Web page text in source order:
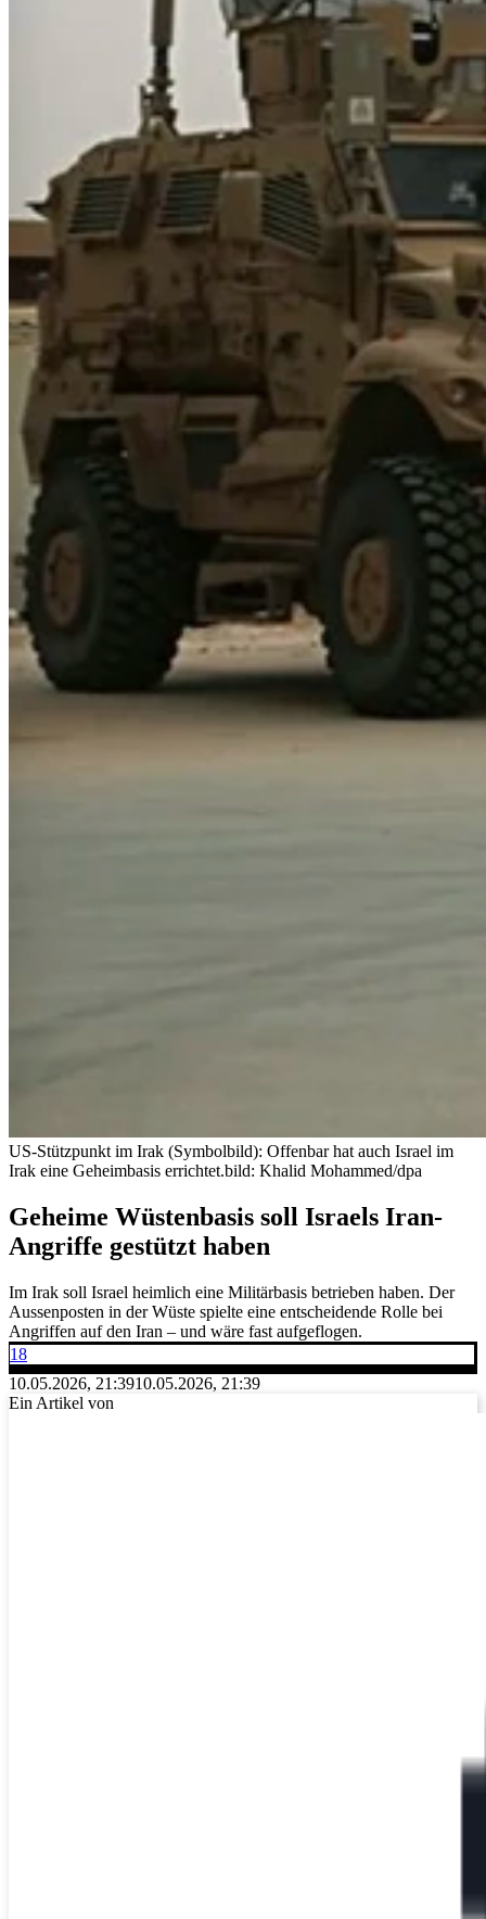
US-Stützpunkt im Irak (Symbolbild): Offenbar hat auch Israel im
Irak eine Geheimbasis errichtet.bild: Khalid Mohammed/dpa
Geheime Wüstenbasis soll Israels Iran-
Angriffe gestützt haben
Im Irak soll Israel heimlich eine Militärbasis betrieben haben. Der
Aussenposten in der Wüste spielte eine entscheidende Rolle bei
Angriffen auf den Iran – und wäre fast aufgeflogen.
18
10.05.2026, 21:3910.05.2026, 21:39
Ein Artikel von